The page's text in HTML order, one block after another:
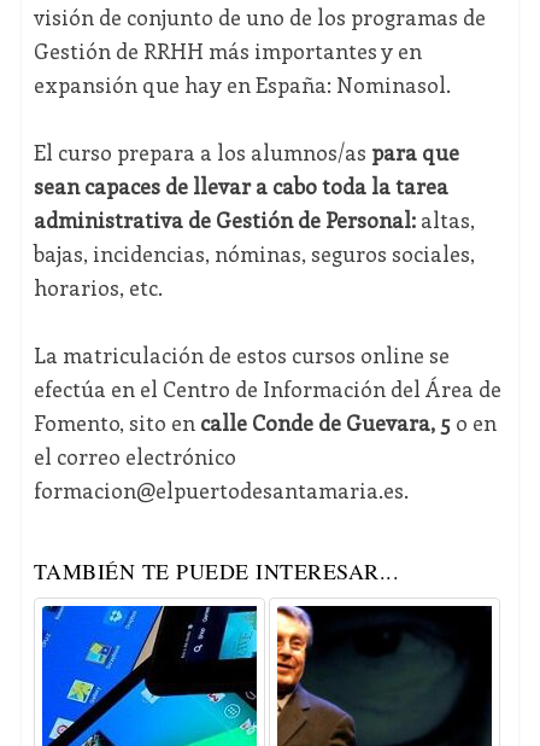
visión de conjunto de uno de los programas de
Gestión de RRHH más importantes y en
expansión que hay en España: Nominasol.
El curso prepara a los alumnos/as para que
sean capaces de llevar a cabo toda la tarea
administrativa de Gestión de Personal:altas,
bajas, incidencias, nóminas, seguros sociales,
horarios, etc.
La matriculación de estos cursos online se
efectúa en el Centro de Información del Área de
Fomento, sito en calle Conde de Guevara, 5o en
el correo electrónico
formacion@elpuertodesantamaria.es.
TAMBIÉN TE PUEDE INTERESAR...